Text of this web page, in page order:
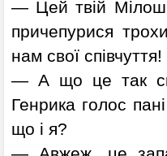
— Цей твій Мілош
причепурися
нам свої співчуття!
— А що це так
Генрика голос
що і я?